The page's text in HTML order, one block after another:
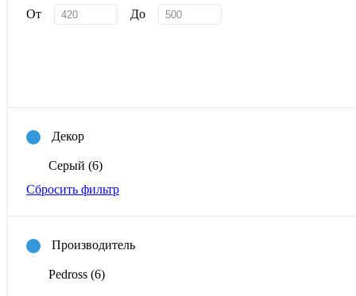
От До
Декор
Серый (6)
Сбросить фильтр
Производитель
Pedross (6)